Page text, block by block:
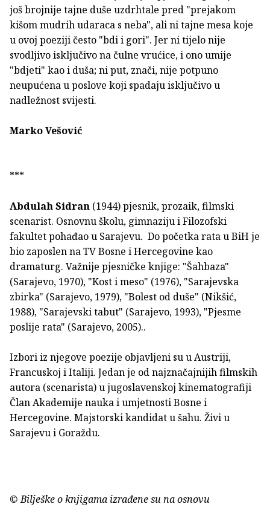
još brojnije tajne duše uzdrhtale pred "prejakom
kišom mudrih udaraca s neba", ali ni tajne mesa koje
u ovoj poeziji često "bdi i gori". Jer ni tijelo nije
svodljivo isključivo na čulne vrućice, i ono umije
"bdjeti" kao i duša; ni put, znači, nije potpuno
neupućena u poslove koji spadaju isključivo u
nadležnost svijesti.
Marko Vešović
***
Abdulah Sidran (1944) pjesnik, prozaik, filmski
scenarist. Osnovnu školu, gimnaziju i Filozofski
fakultet pohađao u Sarajevu. Do početka rata u BiH je
bio zaposlen na TV Bosne i Hercegovine kao
dramaturg. Važnije pjesničke knjige: "Šahbaza"
(Sarajevo, 1970), "Kost i meso" (1976), "Sarajevska
zbirka" (Sarajevo, 1979), "Bolest od duše" (Nikšić,
1988), "Sarajevski tabut" (Sarajevo, 1993), "Pjesme
poslije rata" (Sarajevo, 2005)..
Izbori iz njegove poezije objavljeni su u Austriji,
Francuskoj i Italiji. Jedan je od najznačajnijih filmskih
autora (scenarista) u jugoslavenskoj kinematografiji
Član Akademije nauka i umjetnosti Bosne i
Hercegovine. Majstorski kandidat u šahu. Živi u
Sarajevu i Goraždu.
© Bilješke o knjigama izrađene su na osnovu